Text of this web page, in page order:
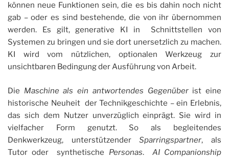
können neue Funktionen sein, die es bis dahin noch nicht
gab – oder es sind bestehende, die von ihr übernommen
werden. Es gilt, generative KI in Schnittstellen von
Systemen zu bringen und sie dort unersetzlich zu machen.
KI wird vom nützlichen, optionalen Werkzeug zur
unsichtbaren Bedingung der Ausführung von Arbeit.
Die Maschine als ein antwortendes Gegenüberist eine
historische Neuheit der Technikgeschichte – ein Erlebnis,
das sich dem Nutzer unverzüglich einprägt. Sie wird in
vielfacher Form genutzt. So als begleitendes
Denkwerkzeug, unterstützenderSparringspartner, als
Tutor oder synthetische Personas. AI Companionship